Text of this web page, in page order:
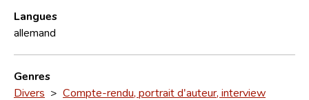
Langues
allemand
Genres
Divers > Compte-rendu, portrait d'auteur, interview